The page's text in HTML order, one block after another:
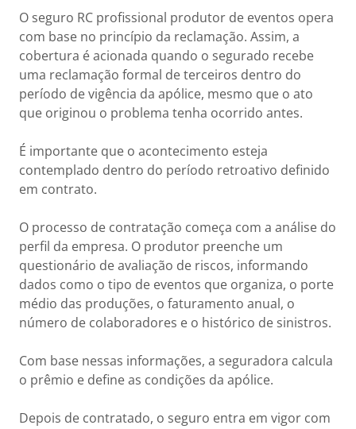
O seguro RC profissional produtor de eventos opera
com base no princípio da reclamação. Assim, a
cobertura é acionada quando o segurado recebe
uma reclamação formal de terceiros dentro do
período de vigência da apólice, mesmo que o ato
que originou o problema tenha ocorrido antes.
É importante que o acontecimento esteja
contemplado dentro do período retroativo definido
em contrato.
O processo de contratação começa com a análise do
perfil da empresa. O produtor preenche um
questionário de avaliação de riscos, informando
dados como o tipo de eventos que organiza, o porte
médio das produções, o faturamento anual, o
número de colaboradores e o histórico de sinistros.
Com base nessas informações, a seguradora calcula
o prêmio e define as condições da apólice.
Depois de contratado, o seguro entra em vigor com